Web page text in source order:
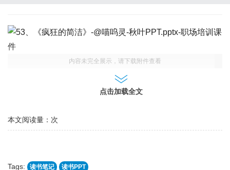
内容未完全展示，请下载附件查看
点击加载全文
本文阅读量： 次
Tags: 读书笔记 读书PPT